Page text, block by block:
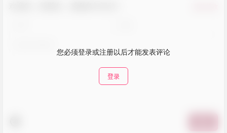
您必须登录或注册以后才能发表评论
登录